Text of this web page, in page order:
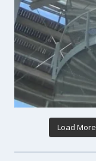
Load More